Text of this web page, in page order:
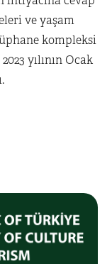
ve yaşam
kompleksi
yılının Ocak